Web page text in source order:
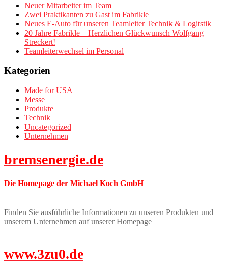
Neuer Mitarbeiter im Team
Zwei Praktikanten zu Gast im Fabrikle
Neues E-Auto für unseren Teamleiter Technik & Logitstik
20 Jahre Fabrikle – Herzlichen Glückwunsch Wolfgang
Streckert!
Teamleiterwechsel im Personal
Kategorien
Made for USA
Messe
Produkte
Technik
Uncategorized
Unternehmen
bremsenergie.de
Die Homepage der Michael Koch GmbH
Finden Sie ausführliche Informationen zu unseren Produkten und
unserem Unternehmen auf unserer Homepage
www.3zu0.de